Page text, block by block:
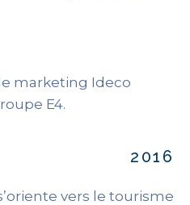
marketing Ideco
E4.
2016
vers le tourisme